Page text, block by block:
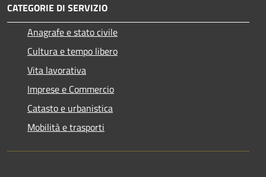
CATEGORIE DI SERVIZIO
Anagrafe e stato civile
Cultura e tempo libero
Vita lavorativa
Imprese e Commercio
Catasto e urbanistica
Mobilità e trasporti